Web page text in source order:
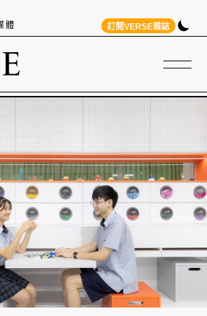
體 訂閱VERSE雜誌